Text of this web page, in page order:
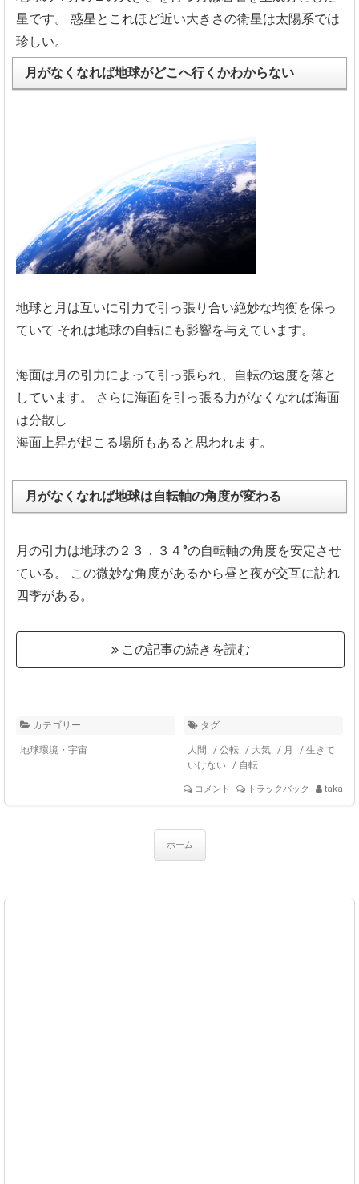
星です。
惑星とこれほど近い大きさの衛星は太陽系では
珍しい。
月がなくなれば地球がどこへ行くかわからない
地球と月は互いに引力で引っ張り合い絶妙な均衡を保っ
ていて それは地球の自転にも影響を与えています。
海面は月の引力によって引っ張られ、自転の速度を落と
しています。
さらに海面を引っ張る力がなくなれば海面
は分散し
海面上昇が起こる場所もあると思われます。
月がなくなれば地球は自転軸の角度が変わる
月の引力は地球の２３．３４°の自転軸の角度を安定させ
ている。
この微妙な角度があるから昼と夜が交互に訪れ
四季がある。
この記事の続きを読む
カテゴリー
地球環境・宇宙
タグ
人間 / 公転 / 大気 / 月 / 生きて
いけない / 自転
コメント トラックバック taka
ホーム